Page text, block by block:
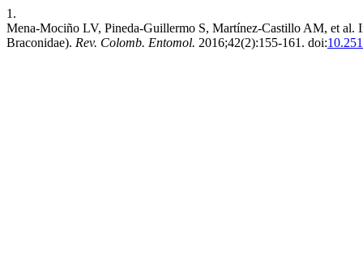
1.
Mena-Mociño LV, Pineda-Guillermo S, Martínez-Castillo AM, et al.
Braconidae). Rev. Colomb. Entomol. 2016;42(2):155-161. doi: